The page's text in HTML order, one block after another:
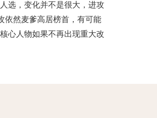
选，变化并不是很大，进攻
依然麦爹高居榜首，有可能
心人物如果不再出现重大改